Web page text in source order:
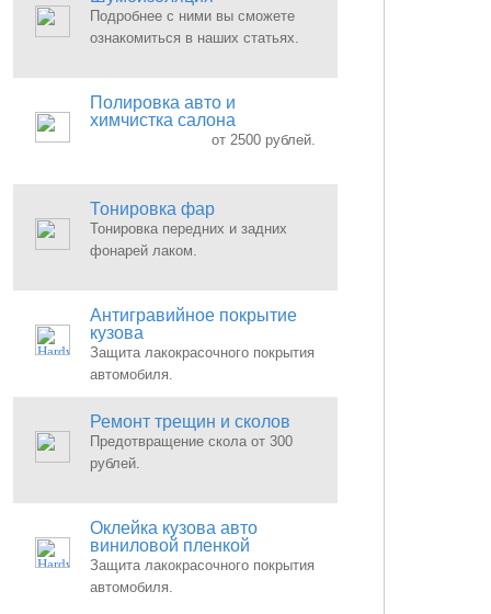
Подробнее с ними вы сможете
ознакомиться в наших статьях.
Полировка авто и
химчистка салона
от 2500 рублей.
Тонировка фар
Тонировка передних и задних
фонарей лаком.
Антигравийное покрытие
кузова
Защита лакокрасочного покрытия
автомобиля.
Ремонт трещин и сколов
Предотвращение скола от 300
рублей.
Оклейка кузова авто
виниловой пленкой
Защита лакокрасочного покрытия
автомобиля.